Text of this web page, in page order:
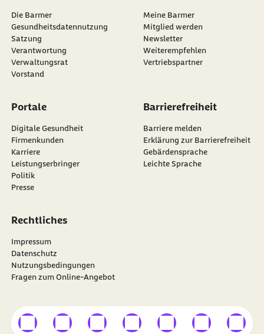
Die Barmer
Gesundheitsdatennutzung
Satzung
Verantwortung
Verwaltungsrat
Vorstand
Meine Barmer
Mitglied werden
Newsletter
externer Link:
Weiterempfehlen
Vertriebspartner
Portale
Digitale Gesundheit
Firmenkunden
Karriere
Leistungserbringer
Politik
Presse
Barrierefreiheit
Barriere melden
Erklärung zur Barrierefreiheit
Gebärdensprache
Leichte Sprache
Rechtliches
Impressum
Datenschutz
Nutzungsbedingungen
Fragen zum Online-Angebot
Besuchen Sie dieBARMER auf
externer Linkexterner Linkexterner Linkexterner Linkexterner Linkexterner Link